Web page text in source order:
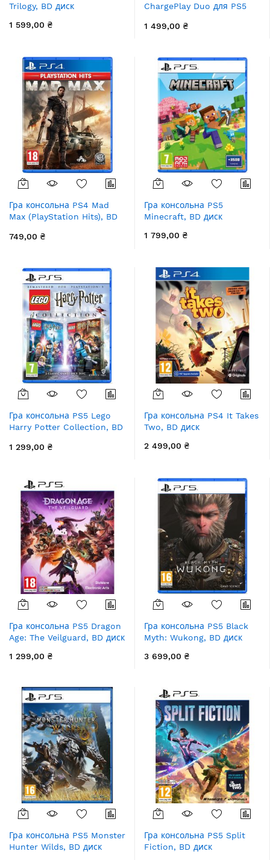
Trilogy, BD диск
1 599,00 ₴
ChargePlay Duo для PS5
1 499,00 ₴
Гра консольна PS4 Mad
Max (PlayStation Hits), BD
749,00 ₴
Гра консольна PS5
Minecraft, BD диск
1 799,00 ₴
Гра консольна PS5 Lego
Harry Potter Collection, BD
1 299,00 ₴
Гра консольна PS4 It Takes
Two, BD диск
2 499,00 ₴
Гра консольна PS5 Dragon
Age: The Veilguard, BD диск
1 299,00 ₴
Гра консольна PS5 Black
Myth: Wukong, BD диск
3 699,00 ₴
Гра консольна PS5 Monster
Hunter Wilds, BD диск
Гра консольна PS5 Split
Fiction, BD диск